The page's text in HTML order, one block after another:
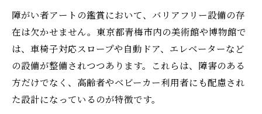
障がい者アートの鑑賞において、バリアフリー設備の存
在は欠かせません。東京都青梅市内の美術館や博物館で
は、車椅子対応スロープや自動ドア、エレベーターなど
の設備が整備されつつあります。これらは、障害のある
方だけでなく、高齢者やベビーカー利用者にも配慮され
た設計になっているのが特徴です。